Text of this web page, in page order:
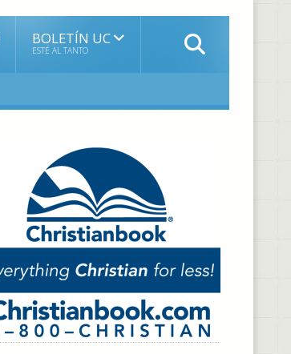
BOLETÍN UC
ESTÉ AL TANTO